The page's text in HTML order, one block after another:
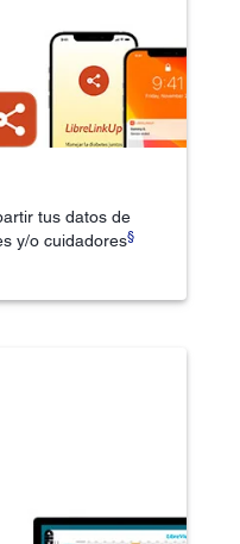
tus datos de
y/o cuidadores§